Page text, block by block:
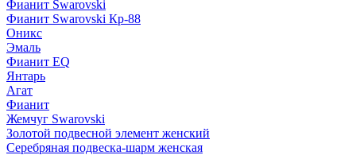
Фианит Swarovski
Фианит Swarovski Кр-88
Оникс
Эмаль
Фианит EQ
Янтарь
Агат
Фианит
Жемчуг Swarovski
Золотой подвесной элемент женcкий
Серебряная подвеска-шарм женская